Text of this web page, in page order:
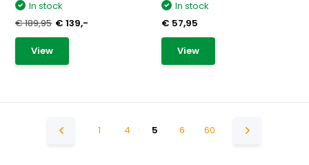
In stock
€ 189,95 € 139,-
View
In stock
€ 57,95
View
1 4 5 6 60